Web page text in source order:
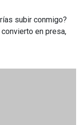
subir conmigo?
en presa,